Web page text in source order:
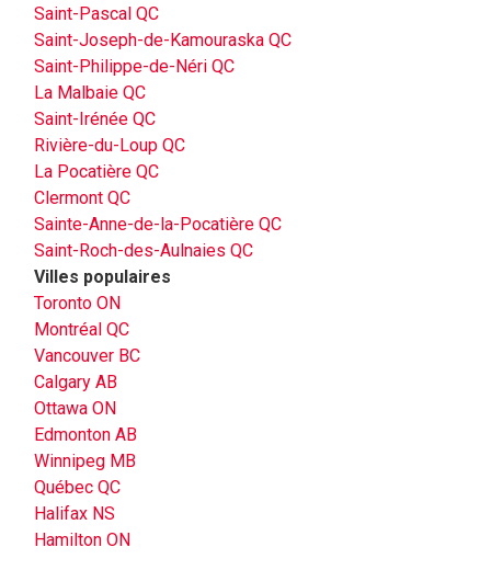
Saint-Pascal QC
Saint-Joseph-de-Kamouraska QC
Saint-Philippe-de-Néri QC
La Malbaie QC
Saint-Irénée QC
Rivière-du-Loup QC
La Pocatière QC
Clermont QC
Sainte-Anne-de-la-Pocatière QC
Saint-Roch-des-Aulnaies QC
Villes populaires
Toronto ON
Montréal QC
Vancouver BC
Calgary AB
Ottawa ON
Edmonton AB
Winnipeg MB
Québec QC
Halifax NS
Hamilton ON